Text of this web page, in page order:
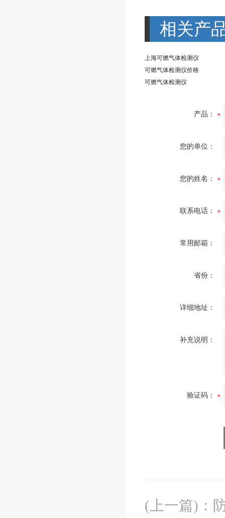
相关产
上海可燃气体检测仪
可燃气体检测仪价格
可燃气体检测仪
产品：
您的单位：
您的姓名：
联系电话：
常用邮箱：
省份：
详细地址：
补充说明：
验证码：
(上一篇) ：